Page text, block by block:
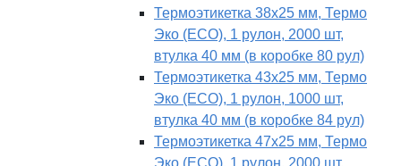
Термоэтикетка 38х25 мм, Термо
Эко (ECO), 1 рулон, 2000 шт,
втулка 40 мм (в коробке 80 рул)
Термоэтикетка 43х25 мм, Термо
Эко (ECO), 1 рулон, 1000 шт,
втулка 40 мм (в коробке 84 рул)
Термоэтикетка 47х25 мм, Термо
Эко (ECO), 1 рулон, 2000 шт,